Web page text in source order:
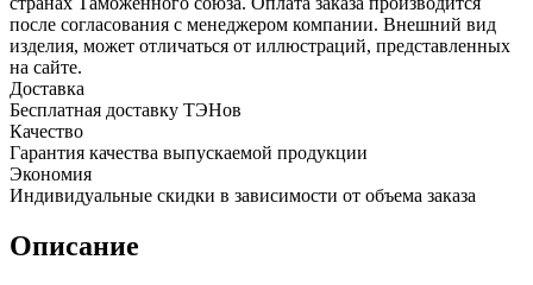
после согласования с менеджером компании. Внешний вид
изделия, может отличаться от иллюстраций, представленных
на сайте.
Доставка
Бесплатная доставку ТЭНов
Качество
Гарантия качества выпускаемой продукции
Экономия
Индивидуальные скидки в зависимости от объема заказа
Описание